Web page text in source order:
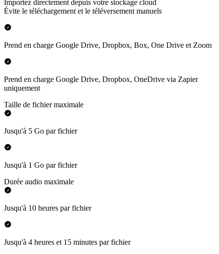
Importez directement depuis votre stockage cloud
Évite le téléchargement et le téléversement manuels
Prend en charge Google Drive, Dropbox, Box, One Drive et Zoom
Prend en charge Google Drive, Dropbox, OneDrive via Zapier
uniquement
Taille de fichier maximale
Jusqu'à 5 Go par fichier
Jusqu'à 1 Go par fichier
Durée audio maximale
Jusqu'à 10 heures par fichier
Jusqu'à 4 heures et 15 minutes par fichier